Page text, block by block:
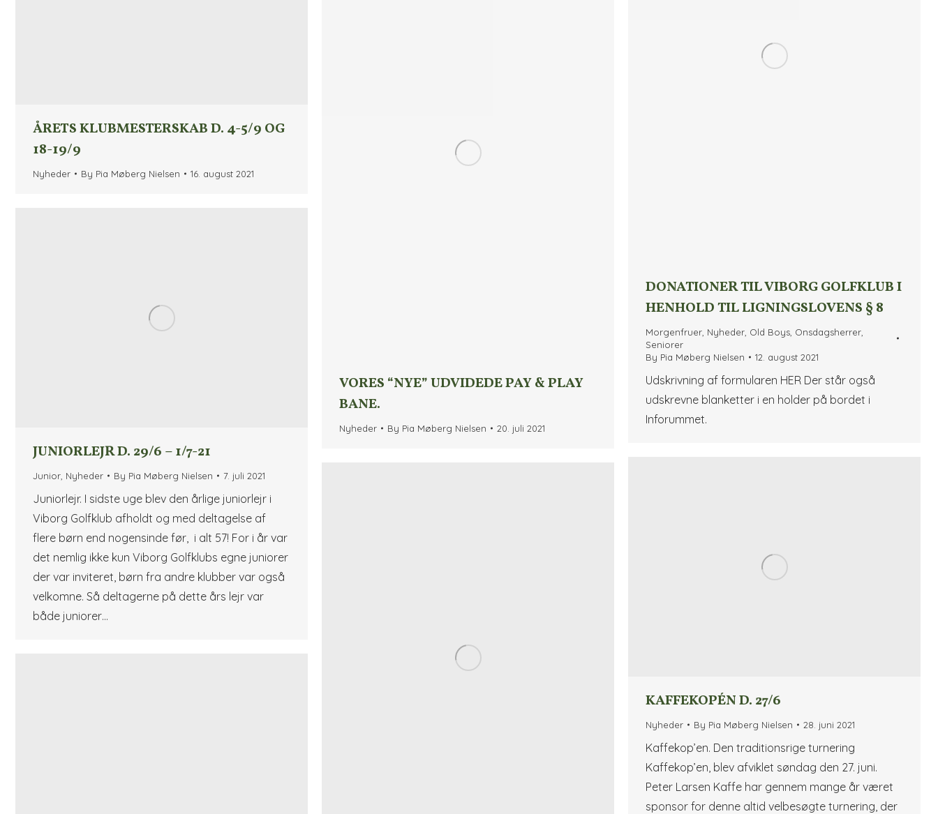
ÅRETS KLUBMESTERSKAB D. 4-5/9 OG
18-19/9
Nyheder By Pia Møberg Nielsen 16. august 2021
DONATIONER TIL VIBORG GOLFKLUB I
HENHOLD TIL LIGNINGSLOVENS § 8
Morgenfruer Nyheder Old Boys Onsdagsherrer
Seniorer
By Pia Møberg Nielsen 12. august 2021
Udskrivning af formularen HER Der står også
udskrevne blanketter i en holder på bordet i
Inforummet.
VORES “NYE” UDVIDEDE PAY & PLAY
BANE.
Nyheder By Pia Møberg Nielsen 20. juli 2021
JUNIORLEJR D. 29/6 – 1/7-21
Junior Nyheder By Pia Møberg Nielsen 7. juli 2021
Juniorlejr. I sidste uge blev den årlige juniorlejr i
Viborg Golfklub afholdt og med deltagelse af
flere børn end nogensinde før, i alt 57! For i år var
det nemlig ikke kun Viborg Golfklubs egne juniorer
der var inviteret, børn fra andre klubber var også
velkomne. Så deltagerne på dette års lejr var
både juniorer…
KAFFEKOPÉN D. 27/6
Nyheder By Pia Møberg Nielsen 28. juni 2021
Kaffekop’en. Den traditionsrige turnering
Kaffekop’en, blev afviklet søndag den 27. juni.
Peter Larsen Kaffe har gennem mange år været
sponsor for denne altid velbesøgte turnering, der